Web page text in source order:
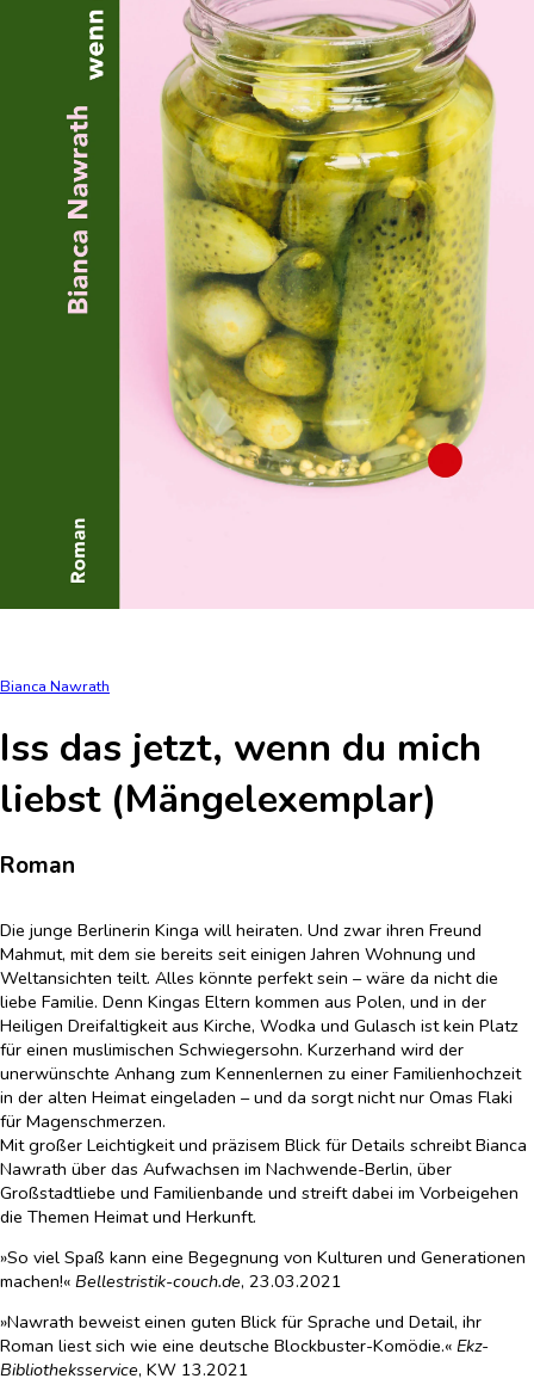
Bianca Nawrath
Iss das jetzt, wenn du mich
liebst (Mängelexemplar)
Roman
Die junge Berlinerin Kinga will heiraten. Und zwar ihren Freund
Mahmut, mit dem sie bereits seit einigen Jahren Wohnung und
Weltansichten teilt. Alles könnte perfekt sein – wäre da nicht die
liebe Familie. Denn Kingas Eltern kommen aus Polen, und in der
Heiligen Dreifaltigkeit aus Kirche, Wodka und Gulasch ist kein Platz
für einen muslimischen Schwiegersohn. Kurzerhand wird der
unerwünschte Anhang zum Kennenlernen zu einer Familienhochzeit
in der alten Heimat eingeladen – und da sorgt nicht nur Omas Flaki
für Magenschmerzen.
Mit großer Leichtigkeit und präzisem Blick für Details schreibt Bianca
Nawrath über das Aufwachsen im Nachwende-Berlin, über
Großstadtliebe und Familienbande und streift dabei im Vorbeigehen
die Themen Heimat und Herkunft.
»So viel Spaß kann eine Begegnung von Kulturen und Generationen
machen!« Bellestristik-couch.de, 23.03.2021
»Nawrath beweist einen guten Blick für Sprache und Detail, ihr
Roman liest sich wie eine deutsche Blockbuster-Komödie.« Ekz-
Bibliotheksservice, KW 13.2021